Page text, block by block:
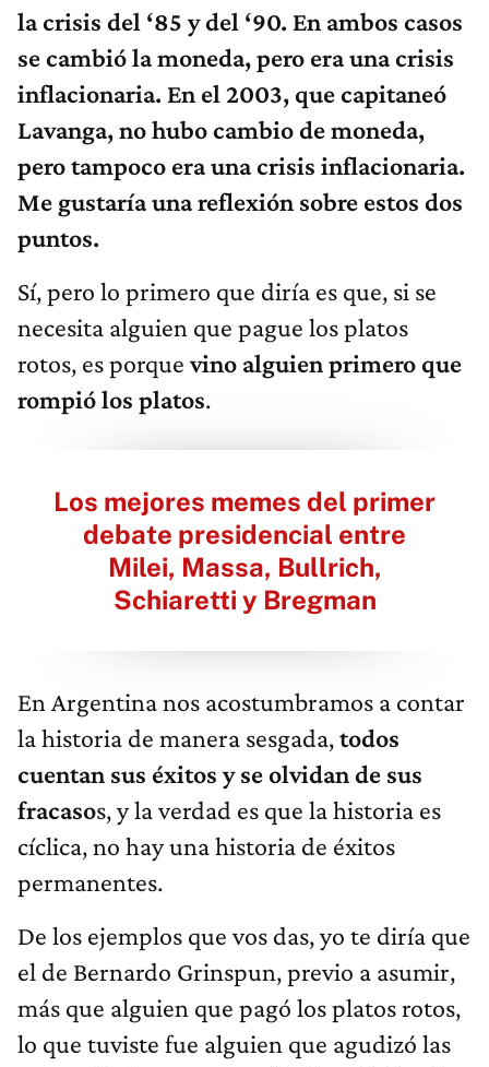
la crisis del ‘85 y del ‘90. En ambos casos
se cambió la moneda, pero era una crisis
inflacionaria. En el 2003, que capitaneó
Lavanga, no hubo cambio de moneda,
pero tampoco era una crisis inflacionaria.
Me gustaría una reflexión sobre estos dos
puntos.
Sí, pero lo primero que diría es que, si se
necesita alguien que pague los platos
rotos, es porquevino alguien primero que
rompió los platos.
Los mejores memes del primer
debate presidencial entre
Milei, Massa, Bullrich,
Schiaretti y Bregman
En Argentina nos acostumbramos a contar
la historia de manera sesgada,todos
cuentan sus éxitos y se olvidan de sus
fracasos, y la verdad es que la historia es
cíclica, no hay una historia de éxitos
permanentes.
De los ejemplos que vos das, yo te diría que
el de Bernardo Grinspun, previo a asumir,
más que alguien que pagó los platos rotos,
lo que tuviste fue alguien que agudizó las